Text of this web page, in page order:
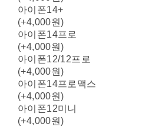
아이폰14+
(+4,000원)
아이폰14프로
(+4,000원)
아이폰12/12프로
(+4,000원)
아이폰14프로맥스
(+4,000원)
아이폰12미니
(+4,000원)